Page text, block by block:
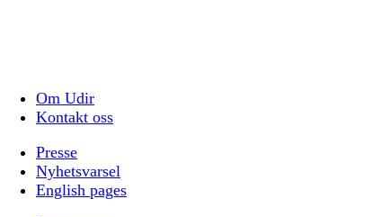
Om Udir
Kontakt oss
Presse
Nyhetsvarsel
English pages